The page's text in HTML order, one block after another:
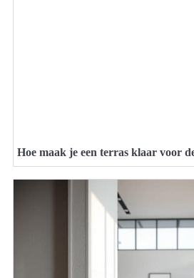
Hoe maak je een terras klaar voor